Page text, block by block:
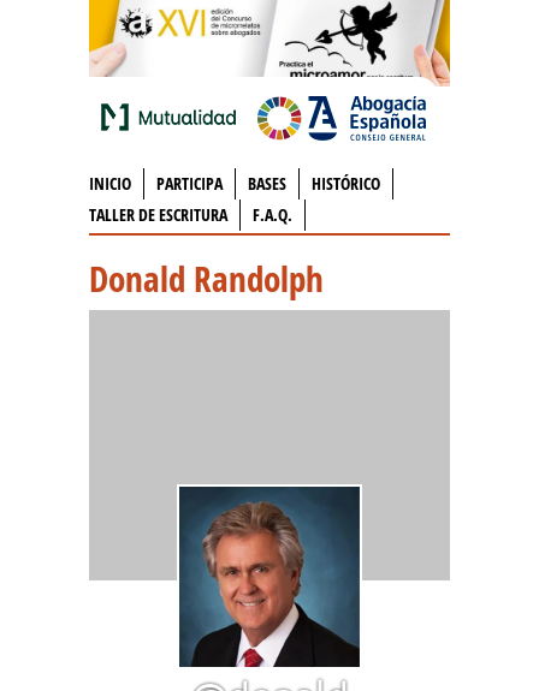
INICIO PARTICIPA BASES
HISTÓRICO
TALLER DE ESCRITURA
F.A.Q.
Donald Randolph